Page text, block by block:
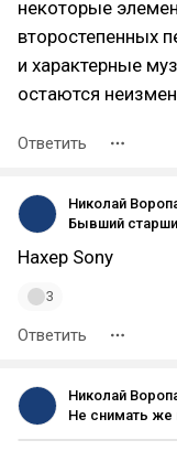
некоторые
второстепенных
и характерные
остаются
Ответить
Николай
Нахер Sony
3
Ответить
Николай